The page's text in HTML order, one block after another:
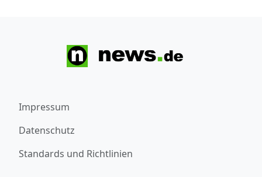
Impressum
Datenschutz
Standards und Richtlinien